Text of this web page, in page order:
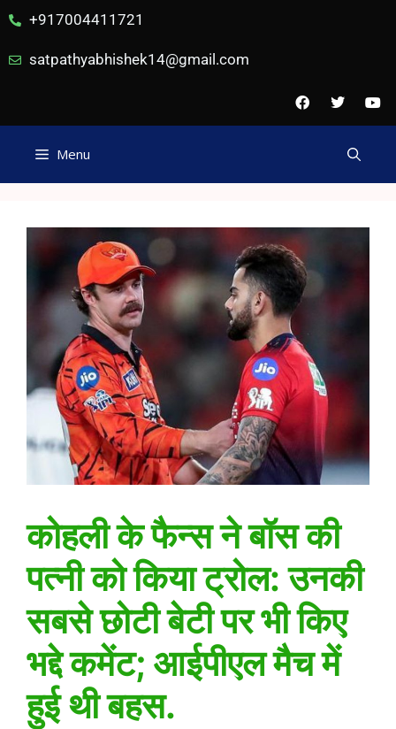
+917004411721
satpathyabhishek14@gmail.com
Menu
कोहली के फैन्स ने बॉस की
पत्नी को किया ट्रोल: उनकी
सबसे छोटी बेटी पर भी किए
भद्दे कमेंट; आईपीएल मैच में
हुई थी बहस.